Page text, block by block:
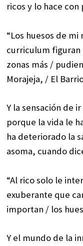
ricos y lo hace
“Los huesos de
curriculum figuran
zonas más /
Morajeja, / El
Y la sensación de
porque la vida le
ha deteriorado la
asoma, cuando
“Al rico solo le
exuberante que
importan / los
Y el mundo de la